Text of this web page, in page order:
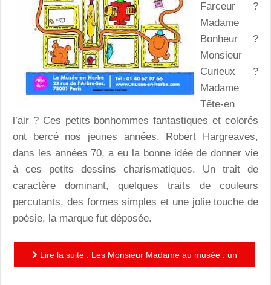
Farceur ?
Madame
Bonheur ?
Monsieur
Curieux ?
Madame
Tête-en
l’air ? Ces petits bonhommes fantastiques et colorés
ont bercé nos jeunes années. Robert Hargreaves,
dans les années 70, a eu la bonne idée de donner vie
à ces petits dessins charismatiques. Un trait de
caractère dominant, quelques traits de couleurs
percutants, des formes simples et une jolie touche de
poésie, la marque fut déposée.
Lire la suite : Les Monsieur Madame au musée : un